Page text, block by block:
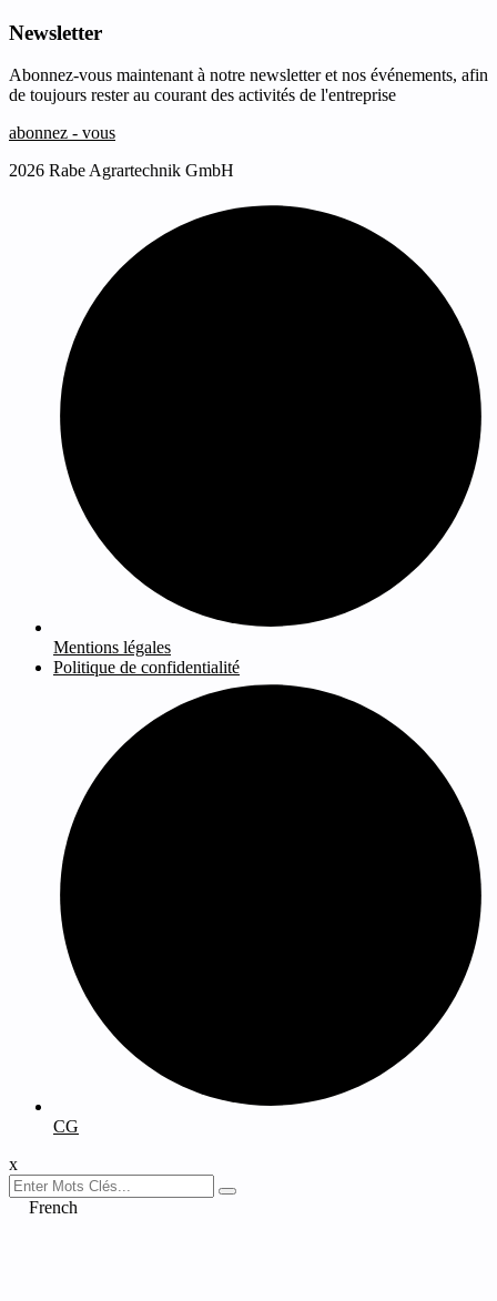
Newsletter
Abonnez-vous maintenant à notre newsletter et nos événements, afin
de toujours rester au courant des activités de l'entreprise
abonnez - vous
2026 Rabe Agrartechnik GmbH
Mentions légales
Politique de confidentialité
CG
x
French